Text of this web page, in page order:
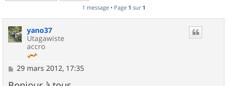
1 message • Page 1 sur 1
yano37
Utagawiste
accro
M
s
29 mars 2012, 17:35